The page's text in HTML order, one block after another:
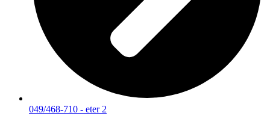
049/468-710 - eter 2